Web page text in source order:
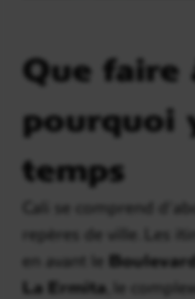
Que faire
pourquoi
temps
Cali se comprend
repères de ville. Les
en avant le
La Ermita , le